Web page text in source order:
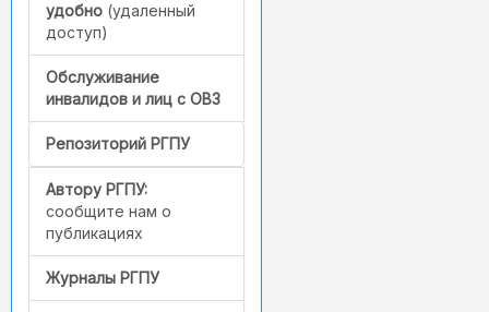
удобно (удаленный
доступ)
Обслуживание
инвалидов и лиц с ОВЗ
Репозиторий РГПУ
Автору РГПУ:
сообщите нам о
публикациях
Журналы РГПУ